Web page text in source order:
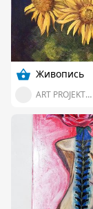
Живопись
ART PROJEKT ZIMA